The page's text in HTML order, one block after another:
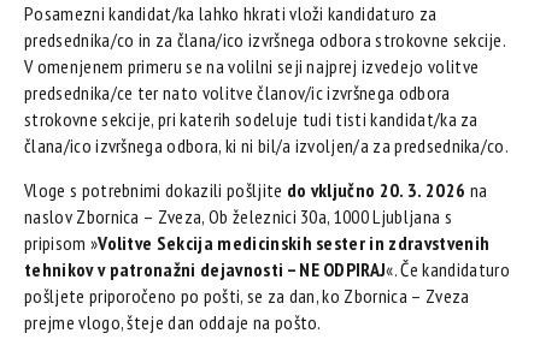
Posamezni kandidat/ka lahko hkrati vloži kandidaturo za
predsednika/co in za člana/ico izvršnega odbora strokovne sekcije.
V omenjenem primeru se na volilni seji najprej izvedejo volitve
predsednika/ce ter nato volitve članov/ic izvršnega odbora
strokovne sekcije, pri katerih sodeluje tudi tisti kandidat/ka za
člana/ico izvršnega odbora, ki ni bil/a izvoljen/a za predsednika/co.
Vloge s potrebnimi dokazili pošljite do vključno 20. 3. 2026 na
naslov Zbornica – Zveza, Ob železnici 30a, 1000 Ljubljana s
pripisom »Volitve Sekcija medicinskih sester in zdravstvenih
tehnikov v patronažni dejavnosti – NE ODPIRAJ«. Če kandidaturo
pošljete priporočeno po pošti, se za dan, ko Zbornica – Zveza
prejme vlogo, šteje dan oddaje na pošto.